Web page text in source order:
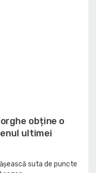
obține o
ultimei
suta de puncte